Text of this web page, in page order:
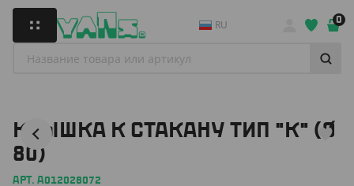
RU 0
КРЫШКА К СТАКАНУ ТИП "К" (Ø
80)
АРТ. A012028072